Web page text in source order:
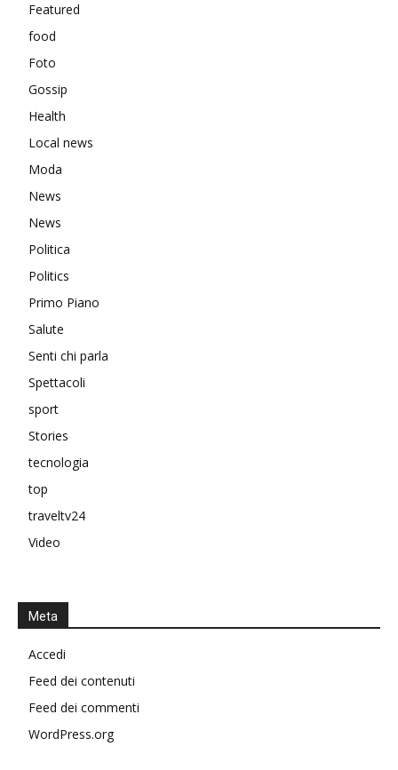
Featured
food
Foto
Gossip
Health
Local news
Moda
News
News
Politica
Politics
Primo Piano
Salute
Senti chi parla
Spettacoli
sport
Stories
tecnologia
top
traveltv24
Video
Meta
Accedi
Feed dei contenuti
Feed dei commenti
WordPress.org